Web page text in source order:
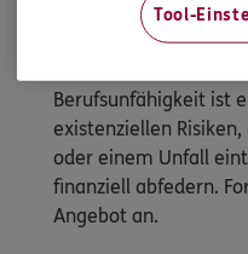
Alles im grünen
Berufsunfähigkeit ist
existenziellen
oder einem Unfall
finanziell abfedern.
Angebot an.
Tool-